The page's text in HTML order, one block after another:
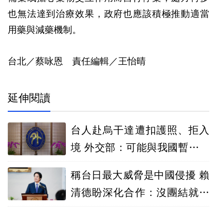
也無法達到治療效果，政府也應該積極推動適當
用藥與減藥機制。
台北／蔡咏恩 責任編輯／王怡晴
延伸閱讀
台人赴烏干達遭扣護照、拒入
境 外交部：可能與我國暫緩核
稱台日最大威脅是中國侵擾 賴
清德盼深化合作：沒團結就沒